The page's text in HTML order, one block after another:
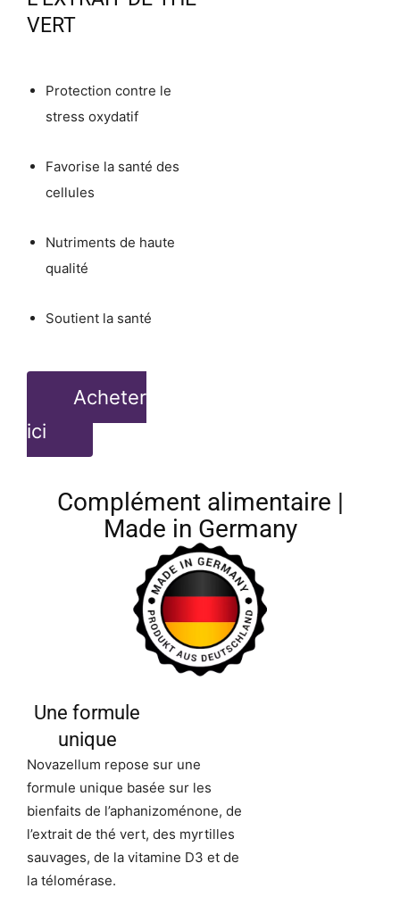
VERT
Protection contre le
stress oxydatif
Favorise la santé des
cellules
Nutriments de haute
qualité
Soutient la santé
Acheter
ici
Complément alimentaire |
Made in Germany
Une formule
unique
Novazellum repose sur une
formule unique basée sur les
bienfaits de l’aphanizoménone, de
l’extrait de thé vert, des myrtilles
sauvages, de la vitamine D3 et de
la télomérase.